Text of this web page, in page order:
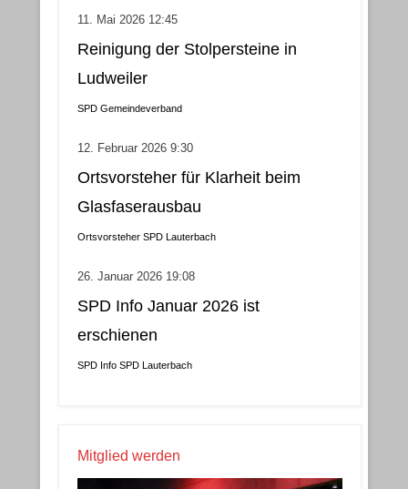
11. Mai 2026 12:45
Reinigung der Stolpersteine in
Ludweiler
SPD Gemeindeverband
12. Februar 2026 9:30
Ortsvorsteher für Klarheit beim
Glasfaserausbau
Ortsvorsteher SPD Lauterbach
26. Januar 2026 19:08
SPD Info Januar 2026 ist
erschienen
SPD Info SPD Lauterbach
Mitglied werden